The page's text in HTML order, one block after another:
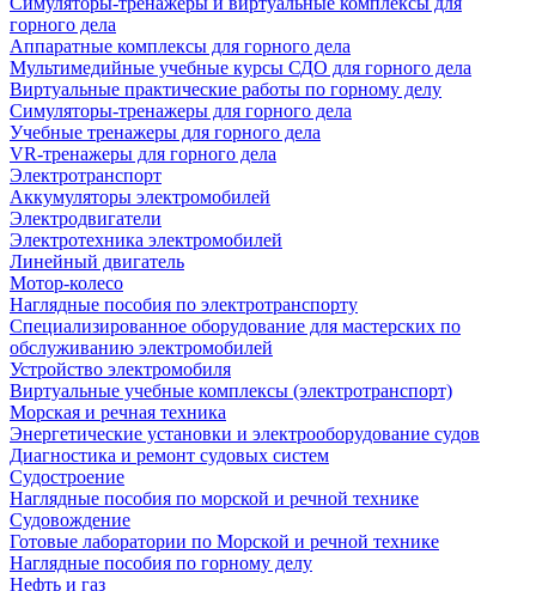
горного дела
Аппаратные комплексы для горного дела
Мультимедийные учебные курсы СДО для горного дела
Виртуальные практические работы по горному делу
Симуляторы-тренажеры для горного дела
Учебные тренажеры для горного дела
VR-тренажеры для горного дела
Электротранспорт
Аккумуляторы электромобилей
Электродвигатели
Электротехника электромобилей
Линейный двигатель
Мотор-колесо
Наглядные пособия по электротранспорту
Специализированное оборудование для мастерских по
обслуживанию электромобилей
Устройство электромобиля
Виртуальные учебные комплексы (электротранспорт)
Морская и речная техника
Энергетические установки и электрооборудование судов
Диагностика и ремонт судовых систем
Судостроение
Наглядные пособия по морской и речной технике
Судовождение
Готовые лаборатории по Морской и речной технике
Наглядные пособия по горному делу
Нефть и газ